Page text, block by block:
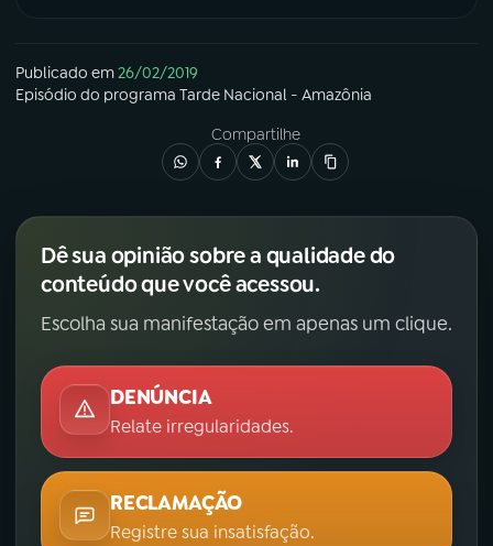
Publicado em26/02/2019
Episódio do programa Tarde Nacional - Amazônia
Compartilhe
Dê sua opinião sobre a qualidade do
conteúdo que você acessou.
Escolha sua manifestação em apenas um clique.
DENÚNCIA
Relate irregularidades.
RECLAMAÇÃO
Registre sua insatisfação.